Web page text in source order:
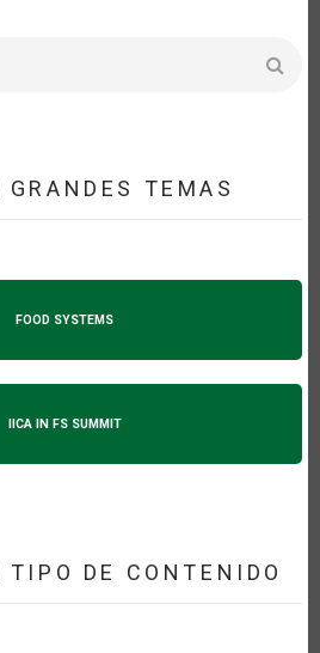
GRANDES TEMAS
FOOD SYSTEMS
IICA IN FS SUMMIT
TIPO DE CONTENIDO